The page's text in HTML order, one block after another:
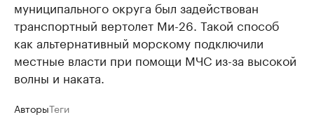
муниципального округа был задействован
транспортный вертолет Ми-26. Такой способ
как альтернативный морскому подключили
местные власти при помощи МЧС из-за высокой
волны и наката.
АвторыТеги